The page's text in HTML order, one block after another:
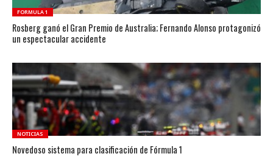
FORMULA 1
Rosberg ganó el Gran Premio de Australia; Fernando Alonso protagonizó
un espectacular accidente
NOTICIAS
Novedoso sistema para clasificación de Fórmula 1